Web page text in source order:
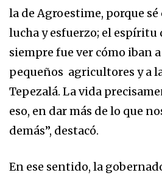
la de Agroestime, porque sé
lucha y esfuerzo; el espíritu
siempre fue ver cómo iban
pequeños agricultores y a
Tepezalá. La vida
eso, en dar más de lo que
demás”, destacó.
En ese sentido, la